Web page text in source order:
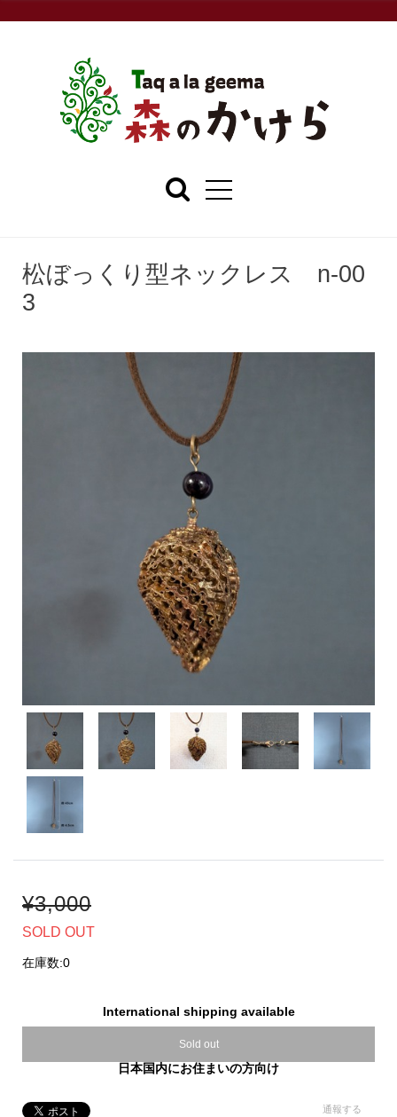
松ぼっくり型ネックレス n-00
3
¥3,000
SOLD OUT
在庫数:0
International shipping available
Sold out
日本国内にお住まいの方向け
通報する